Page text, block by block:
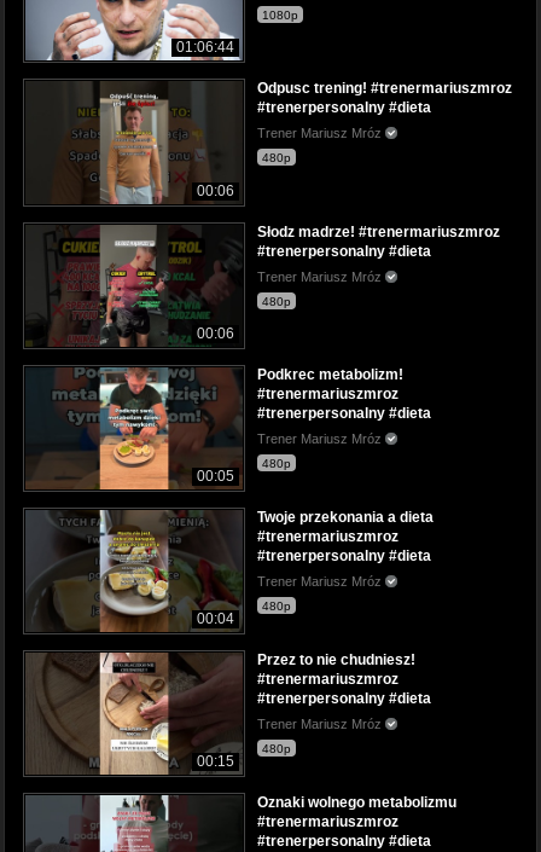
01:06:44
1080p
00:06
Odpusc trening! #trenermariuszmroz
#trenerpersonalny #dieta
Trener Mariusz Mróz
480p
00:06
Słodz madrze! #trenermariuszmroz
#trenerpersonalny #dieta
Trener Mariusz Mróz
480p
00:05
Podkrec metabolizm!
#trenermariuszmroz
#trenerpersonalny #dieta
Trener Mariusz Mróz
480p
00:04
Twoje przekonania a dieta
#trenermariuszmroz
#trenerpersonalny #dieta
Trener Mariusz Mróz
480p
00:15
Przez to nie chudniesz!
#trenermariuszmroz
#trenerpersonalny #dieta
Trener Mariusz Mróz
480p
Oznaki wolnego metabolizmu
#trenermariuszmroz
#trenerpersonalny #dieta